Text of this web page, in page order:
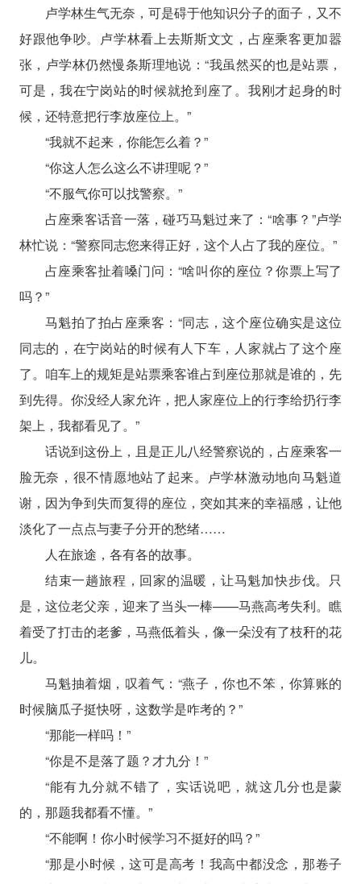
卢学林生气无奈，可是碍于他知识分子的面子，又不
好跟他争吵。卢学林看上去斯斯文文，占座乘客更加嚣
张，卢学林仍然慢条斯理地说：“我虽然买的也是站票，
可是，我在宁岗站的时候就抢到座了。我刚才起身的时
候，还特意把行李放座位上。”
“我就不起来，你能怎么着？”
“你这人怎么这么不讲理呢？”
“不服气你可以找警察。”
占座乘客话音一落，碰巧马魁过来了：“啥事？”卢学
林忙说：“警察同志您来得正好，这个人占了我的座位。”
占座乘客扯着嗓门问：“啥叫你的座位？你票上写了
吗？”
马魁拍了拍占座乘客：“同志，这个座位确实是这位
同志的，在宁岗站的时候有人下车，人家就占了这个座
了。咱车上的规矩是站票乘客谁占到座位那就是谁的，先
到先得。你没经人家允许，把人家座位上的行李给扔行李
架上，我都看见了。”
话说到这份上，且是正儿八经警察说的，占座乘客一
脸无奈，很不情愿地站了起来。卢学林激动地向马魁道
谢，因为争到失而复得的座位，突如其来的幸福感，让他
淡化了一点点与妻子分开的愁绪……
人在旅途，各有各的故事。
结束一趟旅程，回家的温暖，让马魁加快步伐。只
是，这位老父亲，迎来了当头一棒——马燕高考失利。瞧
着受了打击的老爹，马燕低着头，像一朵没有了枝秆的花
儿。
马魁抽着烟，叹着气：“燕子，你也不笨，你算账的
时候脑瓜子挺快呀，这数学是咋考的？”
“那能一样吗！”
“你是不是落了题？才九分！”
“能有九分就不错了，实话说吧，就这几分也是蒙
的，那题我都看不懂。”
“不能啊！你小时候学习不挺好的吗？”
“那是小时候，这可是高考！我高中都没念，那卷子